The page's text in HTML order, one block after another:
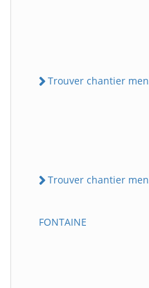
Trouver chantier
Trouver chantier
FONTAINE